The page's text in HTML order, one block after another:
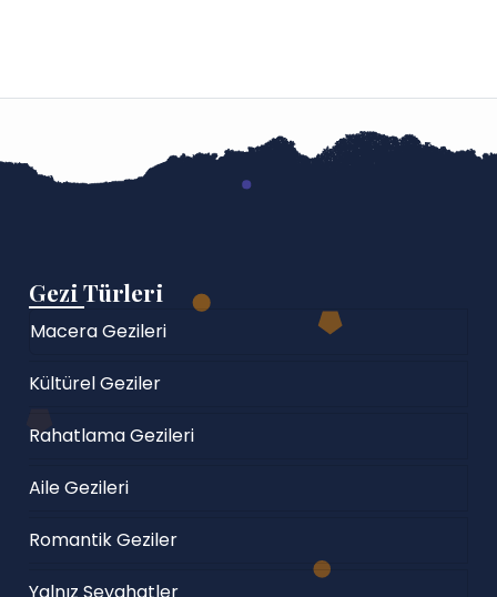
Gezi Türleri
Macera Gezileri
Kültürel Geziler
Rahatlama Gezileri
Aile Gezileri
Romantik Geziler